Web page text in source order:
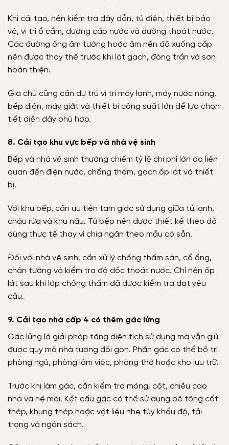
Khi cải tạo, nên kiểm tra dây dẫn, tủ điện, thiết bị bảo
vệ, vị trí ổ cắm, đường cấp nước và đường thoát nước.
Các đường ống âm tường hoặc âm nền đã xuống cấp
nên được thay thế trước khi lát gạch, đóng trần và sơn
hoàn thiện.
Gia chủ cũng cần dự trù vị trí máy lạnh, máy nước nóng,
bếp điện, máy giặt và thiết bị công suất lớn để lựa chọn
tiết diện dây phù hợp.
8. Cải tạo khu vực bếp và nhà vệ sinh
Bếp và nhà vệ sinh thường chiếm tỷ lệ chi phí lớn do liên
quan đến điện nước, chống thấm, gạch ốp lát và thiết
bị.
Với khu bếp, cần ưu tiên tam giác sử dụng giữa tủ lạnh,
chậu rửa và khu nấu. Tủ bếp nên được thiết kế theo đồ
dùng thực tế thay vì chia ngăn theo mẫu có sẵn.
Đối với nhà vệ sinh, cần xử lý chống thấm sàn, cổ ống,
chân tường và kiểm tra độ dốc thoát nước. Chỉ nên ốp
lát sau khi lớp chống thấm đã được kiểm tra đạt yêu
cầu.
9. Cải tạo nhà cấp 4 có thêm gác lửng
Gác lửng là giải pháp tăng diện tích sử dụng mà vẫn giữ
được quy mô nhà tương đối gọn. Phần gác có thể bố trí
phòng ngủ, phòng làm việc, phòng thờ hoặc kho lưu trữ.
Trước khi làm gác, cần kiểm tra móng, cột, chiều cao
nhà và hệ mái. Kết cấu gác có thể sử dụng bê tông cốt
thép, khung thép hoặc vật liệu nhẹ tùy khẩu độ, tải
trọng và ngân sách.